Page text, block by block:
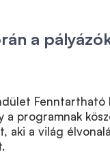
a
programnak
aki a világ